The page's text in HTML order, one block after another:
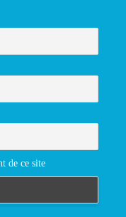
de ce site